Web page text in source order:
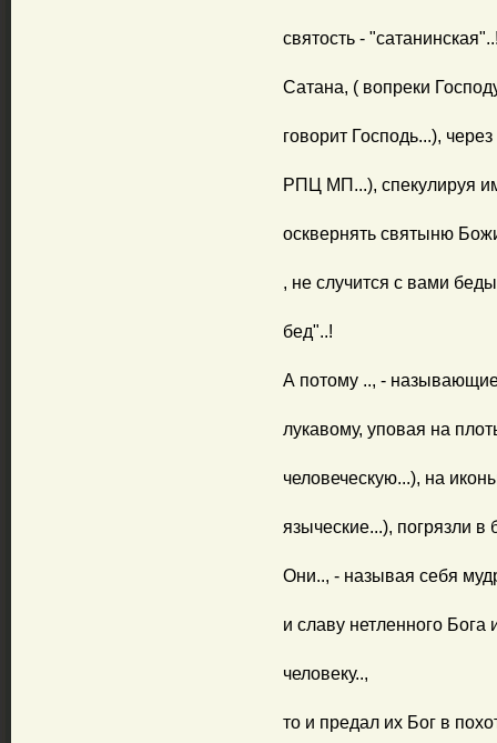
святость -
Сатана, ( вопреки
говорит Господь...),
РПЦ МП...), спекулируя
осквернять святыню
, не случится с вами
бед"..!
А потому .., -
лукавому, уповая на
человеческую...), на
языческие...), погрязли в
Они.., - называя себя
и славу нетленного
человеку..,
то и предал их Бог в